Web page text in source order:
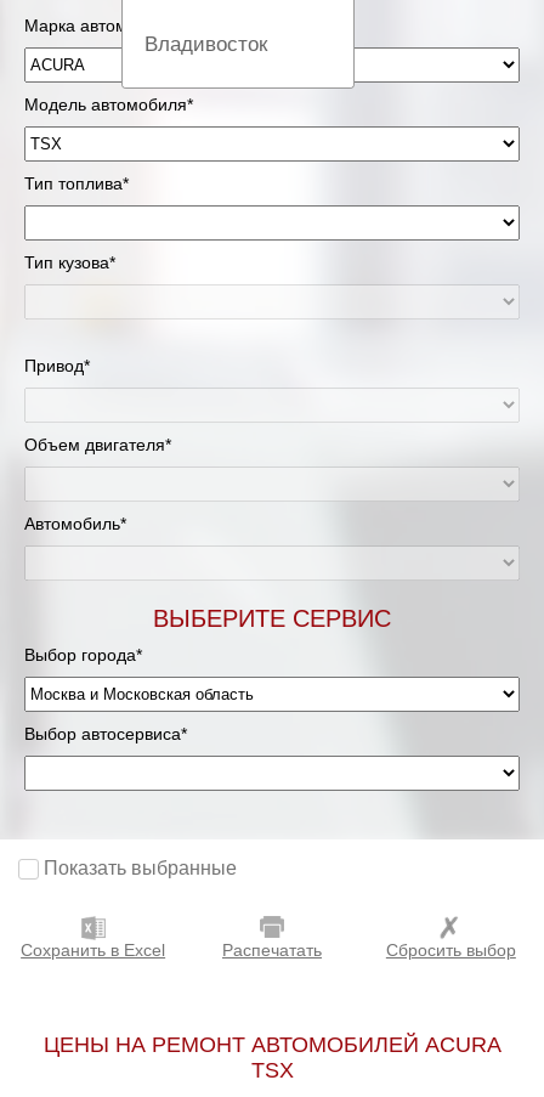
Владивосток
Вологда
Екатеринбург
Красноярск
Липецк
Москва и Московская область
Мурманск
Нижневартовск
Нижний Новгород
Новосибирск
Оренбург
Петрозаводск
Марка автомобиля*
Модель автомобиля*
Тип топлива*
Тип кузова*
Привод*
Объем двигателя*
Автомобиль*
ВЫБЕРИТЕ СЕРВИС
Выбор города*
Выбор автосервиса*
Показать выбранные
Сохранить в Excel Распечатать Сбросить выбор
ЦЕНЫ НА РЕМОНТ АВТОМОБИЛЕЙ ACURA
TSX